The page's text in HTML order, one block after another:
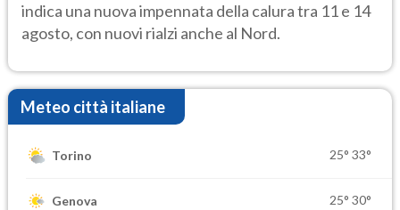
indica una nuova impennata della calura tra 11 e 14
agosto, con nuovi rialzi anche al Nord.
Meteo città italiane
Torino 25° 33°
Genova 25° 30°